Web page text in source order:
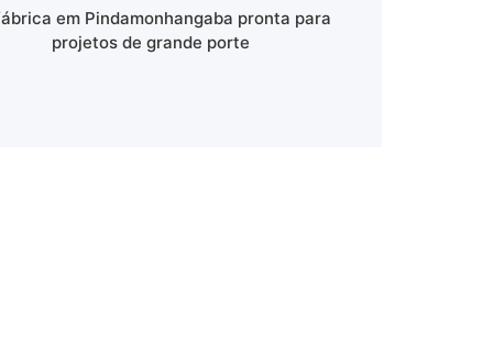
em Pindamonhangaba pronta para
projetos de grande porte